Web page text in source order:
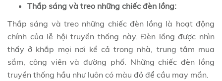
Thắp sáng và treo những chiếc đèn lồng:
Thắp sáng và treo những chiếc đèn lồng là hoạt động
chính của lễ hội truyền thống này. Đèn lồng được nhìn
thấy ở khắp mọi nơi kể cả trong nhà, trung tâm mua
sắm, công viên và đường phố. Những chiếc đèn lồng
truyền thống hầu như luôn có màu đỏ để cầu may mắn.